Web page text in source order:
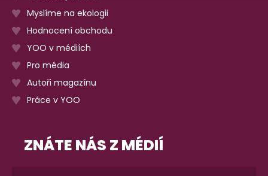
Myslíme na ekologii
Hodnocení obchodu
YOO v médiích
Pro média
Autoři magazínu
Práce v YOO
ZNÁTE NÁS Z MÉDIÍ